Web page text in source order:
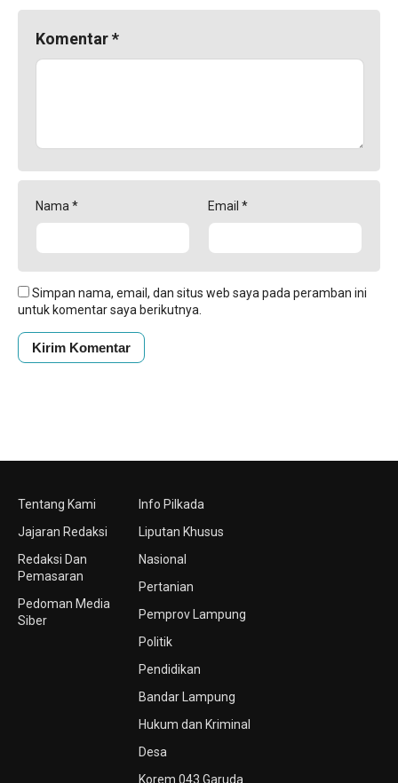
Komentar*
Nama * Email *
Simpan nama, email, dan situs web saya pada peramban ini
untuk komentar saya berikutnya.
Tentang Kami
Jajaran Redaksi
Redaksi Dan
Pemasaran
Pedoman Media
Siber
Info Pilkada
Liputan Khusus
Nasional
Pertanian
Pemprov Lampung
Politik
Pendidikan
Bandar Lampung
Hukum dan Kriminal
Desa
Korem 043 Garuda